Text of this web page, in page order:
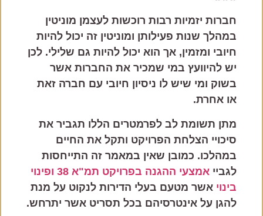
חברות יזמיות רבות רוכשות לעצמן מוניטין
במהלך שנות פעילותן ומוניטין זה יכול להיות
חיובי ומזמין, אך הוא יכול להיות גם שלילי. לכן
יש להיוועץ במי שמכיר את החברות אשר
בשוק ומי שיש לו ניסיון חיובי עם חברה זאת
או אחרת.
מתן תשומת לב לפרמטרים הללו תגביר את
סיכויי הצלחת הפרויקט ותקל את החיים
במהלכו. כמובן שאין במאמר זה התייחסות
לגביי
אמצעי ההגנה בפרויקט תמ"א 38 ופינוי
בינוי אשר מטעם בעלי הדירות לנקוט על מנת
להגן על אינטרסיהם בכל תסריט אשר יתרחש.